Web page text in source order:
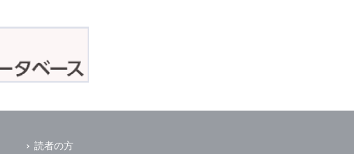
読者の方